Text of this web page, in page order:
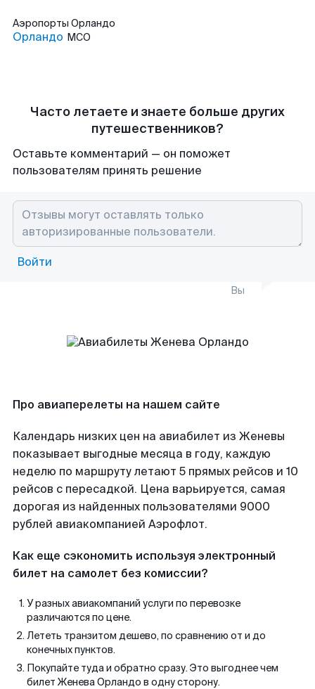
Аэропорты Орландо
Орландо MCO
Часто летаете и знаете больше других
путешественников?
Оставьте комментарий — он поможет
пользователям принять решение
Войти
Вы
Про авиаперелеты на нашем сайте
Календарь низких цен на авиабилет из Женевы
показывает выгодные месяца в году, каждую
неделю по маршруту летают 5 прямых рейсов и 10
рейсов с пересадкой. Цена варьируется, самая
дорогая из найденных пользователями 9000
рублей авиакомпанией Аэрофлот.
Как еще сэкономить используя электронный
билет на самолет без комиссии?
У разных авиакомпаний услуги по перевозке
различаются по цене.
Лететь транзитом дешево, по сравнению от и до
конечных пунктов.
Покупайте туда и обратно сразу. Это выгоднее чем
билет Женева Орландо в одну сторону.